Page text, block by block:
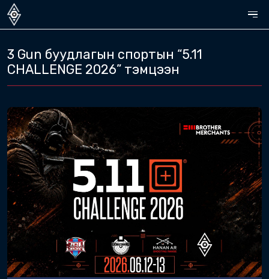
3 Gun буудлагын спортын
CHALLENGE 2026”